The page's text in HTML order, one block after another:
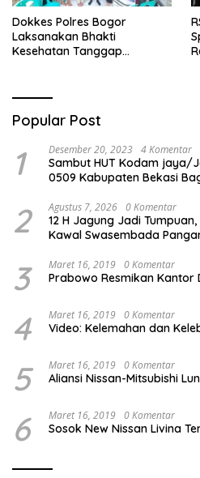
Dokkes Polres Bogor
Laksanakan Bhakti
Kesehatan Tanggap
Popular Post
1 Desember 20, 2023 4 Komentar
Sambut HUT Kodam jaya/
0509 Kabupaten Bekasi
2 Agustus 7, 2026 0 Komentar
12 H Jagung Jadi
Kawal Swasembada
3 Maret 16, 2019 0 Komentar
Prabowo Resmikan Kantor
4 Maret 16, 2019 0 Komentar
Video: Kelemahan dan
5 Maret 16, 2019 0 Komentar
Aliansi Nissan-Mitsubishi
6 Maret 16, 2019 0 Komentar
Sosok New Nissan Livina